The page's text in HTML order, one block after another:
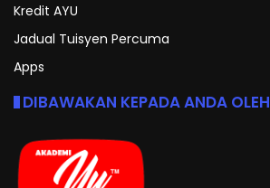
Kredit AYU
Jadual Tuisyen Percuma
Apps
DIBAWAKAN KEPADA ANDA OLEH